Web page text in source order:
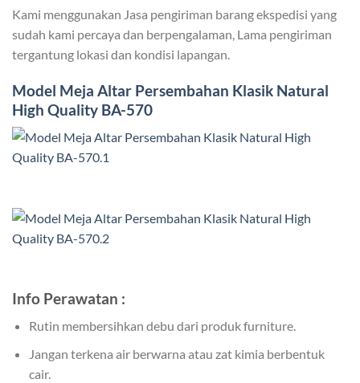
Kami menggunakan Jasa pengiriman barang ekspedisi yang
sudah kami percaya dan berpengalaman, Lama pengiriman
tergantung lokasi dan kondisi lapangan.
Model Meja Altar Persembahan Klasik Natural
High Quality BA-570
Info Perawatan :
Rutin membersihkan debu dari produk furniture.
Jangan terkena air berwarna atau zat kimia berbentuk
cair.